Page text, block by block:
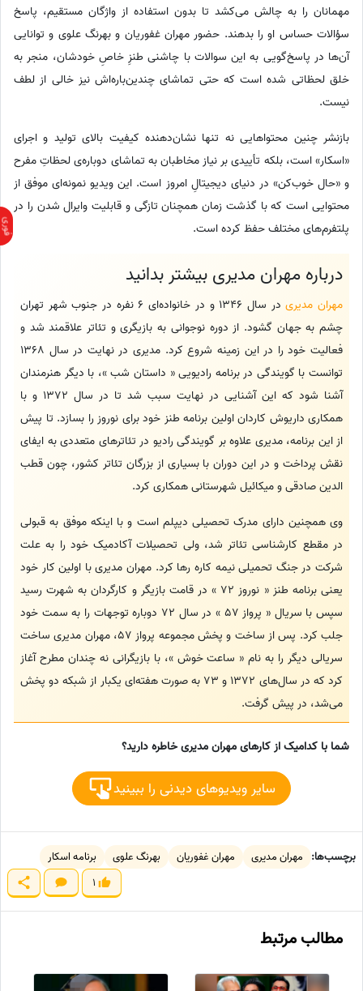
مهمانان را به چالش می‌کشد تا بدون استفاده از واژگان مستقیم، پاسخ
سؤالات حساس او را بدهند. حضور مهران غفوریان و بهرنگ علوی و توانایی
آن‌ها در پاسخ‌گویی به این سوالات با چاشنی طنزِ خاصِ خودشان، منجر به
خلق لحظاتی شده است که حتی تماشای چندین‌باره‌اش نیز خالی از لطف
نیست.
بازنشر چنین محتواهایی نه تنها نشان‌دهنده کیفیت بالای تولید و اجرای
«اسکار» است، بلکه تأییدی بر نیاز مخاطبان به تماشای دوباره‌ی لحظاتِ مفرح
و «حال خوب‌کن» در دنیای دیجیتالِ امروز است. این ویدیو نمونه‌ای موفق از
محتوایی است که با گذشت زمان همچنان تازگی و قابلیت وایرال شدن را در
پلتفرم‌های مختلف حفظ کرده است.
درباره مهران مدیری بیشتر بدانید
مهران مدیری
در سال 1346 و در خانواده‌ای 6 نفره در جنوب شهر تهران
چشم به جهان گشود. از دوره نوجوانی به بازیگری و تئاتر علاقمند شد و
فعالیت خود را در این زمینه شروع کرد. مدیری در نهایت در سال 1368
توانست با گویندگی در برنامه رادیویی « داستان شب »، با دیگر هنرمندان
آشنا شود که این آشنایی در نهایت سبب شد تا در سال 1372 و با
همکاری داریوش کاردان اولین برنامه طنز خود برای نوروز را بسازد. تا پیش
از این برنامه، مدیری علاوه بر گویندگی رادیو در تئاتر‌های متعددی به ایفای
نقش پرداخت و در این دوران با بسیاری از بزرگان تئاتر کشور، چون قطب
الدین صادقی و میکائیل شهرستانی همکاری کرد.
وی همچنین دارای مدرک تحصیلی دیپلم است و با اینکه موفق به قبولی
در مقطع کارشناسی تئاتر شد، ولی تحصیلات آکادمیک خود را به علت
شرکت در جنگ تحمیلی نیمه کاره رها کرد. مهران مدیری با اولین کار خود
یعنی برنامه طنز « نوروز 72 » در قامت بازیگر و کارگردان به شهرت رسید
سپس با سریال « پرواز 57 » در سال 72 دوباره توجهات را به سمت خود
جلب کرد. پس از ساخت و پخش مجموعه پرواز 57، مهران مدیری ساخت
سریالی دیگر را به نام « ساعت خوش »، با بازیگرانی نه چندان مطرح آغاز
کرد که در سال‌های 1372 و 73 به صورت هفته‌ای یکبار از شبکه دو پخش
می‌شد، در پیش گرفت.
شما با کدامیک از کارهای مهران مدیری خاطره دارید؟
سایر ویدیوهای دیدنی را ببینید
برچسب‌ها: مهران مدیری مهران غفوریان بهرنگ علوی
برنامه اسکار
1
مطالب مرتبط